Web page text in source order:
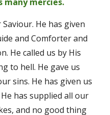
He has given
and Comforter and
He called us by His
to hell. He gave us
sins. He has given us
has supplied all our
and no good thing